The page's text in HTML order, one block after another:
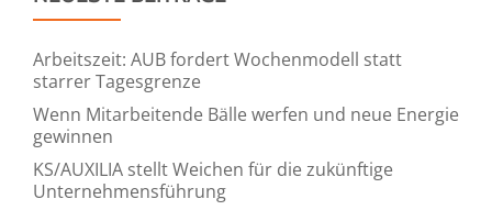
Arbeitszeit: AUB fordert Wochenmodell statt
starrer Tagesgrenze
Wenn Mitarbeitende Bälle werfen und neue Energie
gewinnen
KS/AUXILIA stellt Weichen für die zukünftige
Unternehmensführung